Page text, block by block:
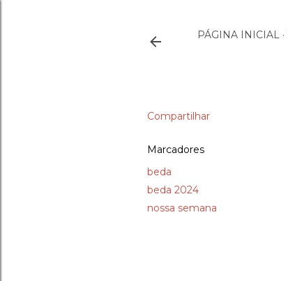
PÁGINA INICIAL
Compartilhar
Marcadores
beda
beda 2024
nossa semana